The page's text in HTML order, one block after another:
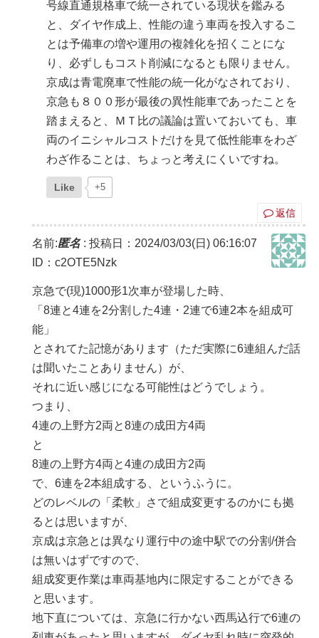
号線直通規格車で統一されている現状を鑑みる
と、ダイヤ作成上、性能の違う車両を投入するこ
とは予備車の増や運用の複雑化を招くことにな
り、必ずしもコスト削減になるとも限りません。
京成は青電廃車で性能の統一化がなされており、
京急も８００形が最後の異性能車であったことを
踏まえると、ＭＴ比の議論は置いておいても、車
両のイニシャルコストだけを見て低性能車をわざ
わざ作ることは、ちょっと考えにくいですね。
Like +5
返信
名前:匿名: 投稿日：2024/03/03(日) 06:16:07
ID：c2OTE5Nzk
京急で(現)1000形1次車が登場した時、
「8連と4連を2分割した4連・2連で6連2本を組成可
能」
とされてた記憶があります（ただ実際に6連組んだ話
は聞いたことありません）が、
それに近い感じになる可能性はどうでしょう。
つまり、
4連の上野方2両と8連の成田方4両
と
8連の上野方4両と4連の成田方2両
で、6連を2本組成する、というふうに。
どのレベルの「柔軟」さで組成変更するのかにも拠
るとは思いますが、
京成は京急とは異なり運行中の途中駅での分割/併合
は無いはずですので、
組成変更作業は車両基地内に限定することができる
と思います。
地下直については、京急に行かない西馬込行で6連の